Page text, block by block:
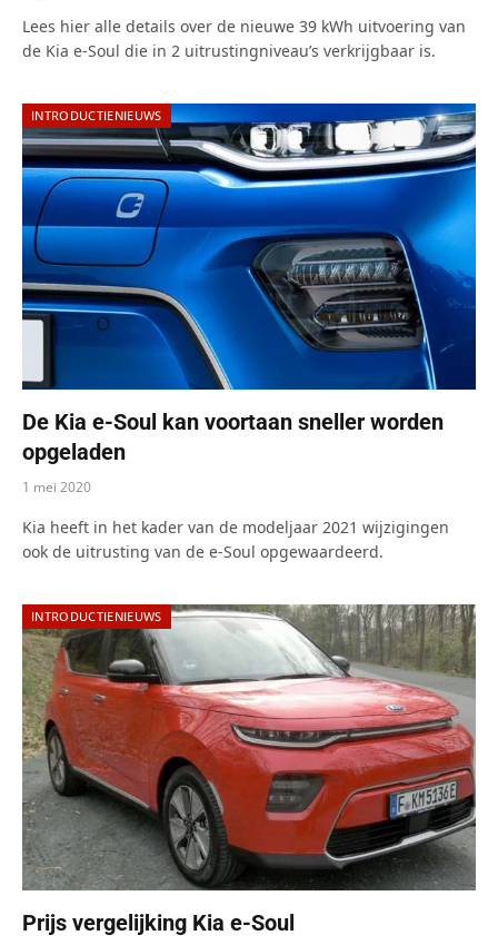
Lees hier alle details over de nieuwe 39 kWh uitvoering van
de Kia e-Soul die in 2 uitrustingniveau’s verkrijgbaar is.
INTRODUCTIENIEUWS
De Kia e-Soul kan voortaan sneller worden
opgeladen
1 mei 2020
Kia heeft in het kader van de modeljaar 2021 wijzigingen
ook de uitrusting van de e-Soul opgewaardeerd.
INTRODUCTIENIEUWS
Prijs vergelijking Kia e-Soul